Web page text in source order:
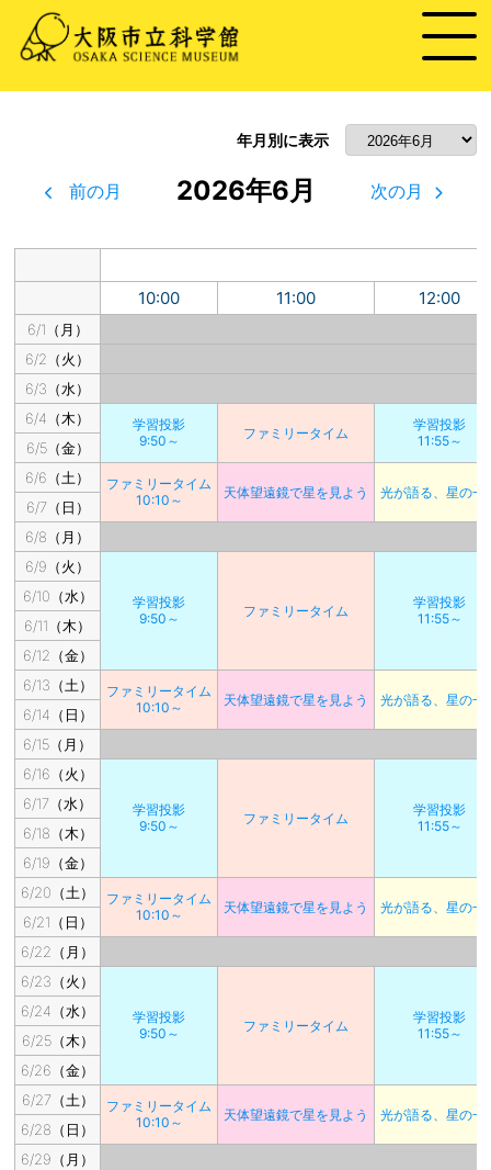
年月別に表示
前の月 2026年6月 次の月
10:00 11:00 12:00
6/1（月）
6/2（火）
6/3（水）
6/4（木）
学習投影
9:50～
ファミリータイム
学習投影
11:55～
6/5（金）
6/6（土）
ファミリータイム
10:10～
天体望遠鏡で星を見よう 光が語る、星の一
6/7（日）
6/8（月）
6/9（火）
学習投影
9:50～
ファミリータイム
学習投影
11:55～
6/10（水）
6/11（木）
6/12（金）
6/13（土）
ファミリータイム
10:10～
天体望遠鏡で星を見よう 光が語る、星の一
6/14（日）
6/15（月）
6/16（火）
学習投影
9:50～
ファミリータイム
学習投影
11:55～
6/17（水）
6/18（木）
6/19（金）
6/20（土）
ファミリータイム
10:10～
天体望遠鏡で星を見よう 光が語る、星の一
6/21（日）
6/22（月）
6/23（火）
学習投影
9:50～
ファミリータイム
学習投影
11:55～
6/24（水）
6/25（木）
6/26（金）
6/27（土）
ファミリータイム
10:10～
天体望遠鏡で星を見よう 光が語る、星の一
6/28（日）
6/29（月）